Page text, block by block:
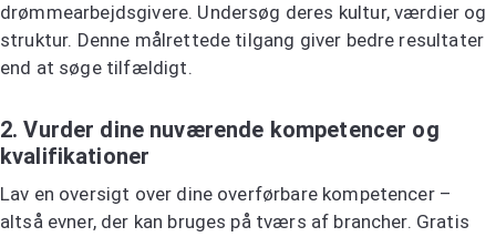
drømmearbejdsgivere. Undersøg deres kultur, værdier og
struktur. Denne målrettede tilgang giver bedre resultater
end at søge tilfældigt.
2. Vurder dine nuværende kompetencer og
kvalifikationer
Lav en oversigt over dine overførbare kompetencer –
altså evner, der kan bruges på tværs af brancher. Gratis